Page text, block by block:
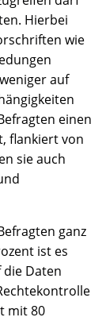
Hierbei
wie
auf
einen
flankiert von
sie auch
ganz
ist es
Daten
mit 80